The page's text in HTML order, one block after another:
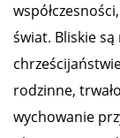
świat. Bliskie
rodzinne,
wychowanie